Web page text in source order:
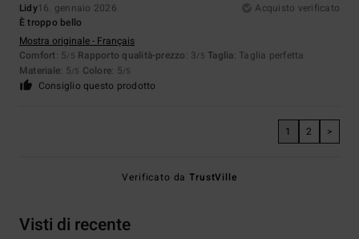
Lidy16. gennaio 2026
Acquisto verificato
È troppo bello
Mostra originale - Français
Comfort: 5/5 Rapporto qualità-prezzo: 3/5 Taglia: Taglia perfetta
Materiale: 5/5 Colore: 5/5
Consiglio questo prodotto
1 2 >
Verificato daTrustVille
Visti di recente